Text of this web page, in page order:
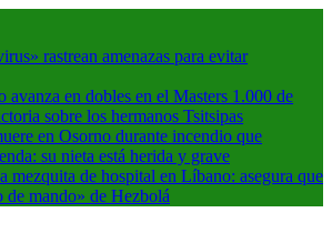
rastrean amenazas para evitar
avanza en dobles en el Masters 1.000 de
sobre los hermanos Tsitsipas
en Osorno durante incendio que
su nieta está herida y grave
mezquita de hospital en Líbano: asegura que
de mando» de Hezbolá